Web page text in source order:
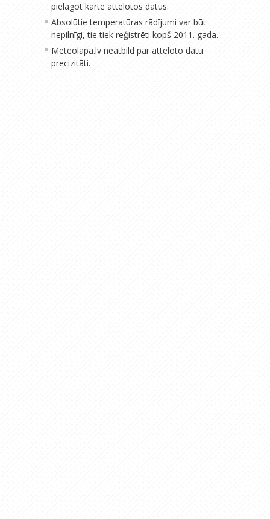
pielāgot kartē attēlotos datus.
Absolūtie temperatūras rādījumi var būt
nepilnīgi, tie tiek reģistrēti kopš 2011. gada.
Meteolapa.lv neatbild par attēloto datu
precizitāti.